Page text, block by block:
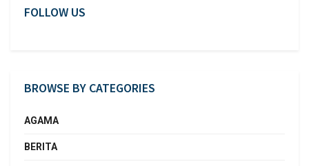
FOLLOW US
BROWSE BY CATEGORIES
AGAMA
BERITA